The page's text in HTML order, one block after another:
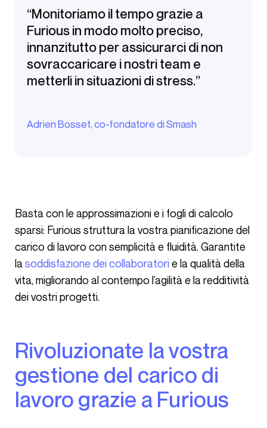
“Monitoriamo il tempo grazie a
Furious in modo molto preciso,
innanzitutto per assicurarci di non
sovraccaricare i nostri team e
metterli in situazioni di stress.”
Adrien Bosset, co-fondatore di Smash
Basta con le approssimazioni e i fogli di calcolo
sparsi: Furious struttura la vostra pianificazione del
carico di lavoro con semplicità e fluidità. Garantite
la soddisfazione dei collaboratori e la qualità della
vita, migliorando al contempo l’agilità e la redditività
dei vostri progetti.
Rivoluzionate la vostra
gestione del carico di
lavoro grazie a Furious